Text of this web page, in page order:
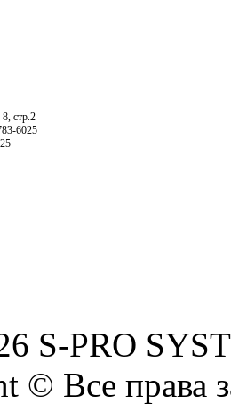
стр.2
6025
S-PRO
© Все права